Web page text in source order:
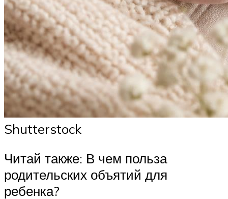
Shutterstock
Читай также: В чем польза
родительских объятий для
ребенка?